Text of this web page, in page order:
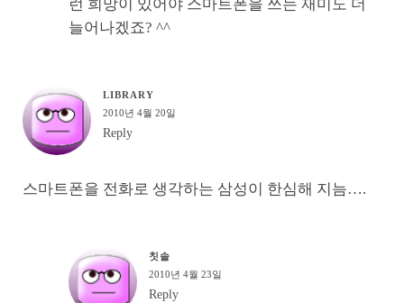
런 희망이 있어야 스마트폰을 쓰는 재미도 더
늘어나겠죠? ^^
LIBRARY
2010년 4월 20일
Reply
스마트폰을 전화로 생각하는 삼성이 한심해 지늠….
칫솔
2010년 4월 23일
Reply